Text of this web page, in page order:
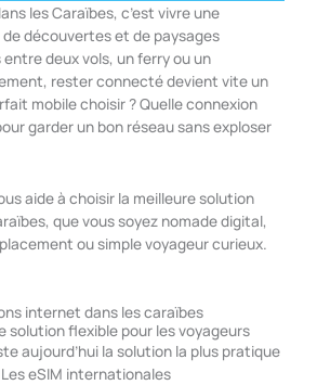
les Caraïbes, c’est vivre une
découvertes et de paysages
deux vols, un ferry ou un
rester connecté devient vite un
mobile choisir ? Quelle connexion
garder un bon réseau sans exploser
aide à choisir la meilleure solution
que vous soyez nomade digital,
ou simple voyageur curieux.
internet dans les caraïbes
solution flexible pour les voyageurs
aujourd’hui la solution la plus pratique
eSIM internationales